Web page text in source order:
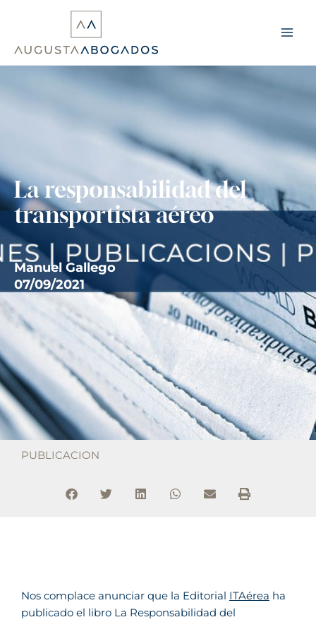
La responsabilidad del
transportista aéreo
Manuel Gallego
07/09/2021
PUBLICACION
Nos complace anunciar que la Editorial ITAérea ha
publicado el libro La Responsabilidad del